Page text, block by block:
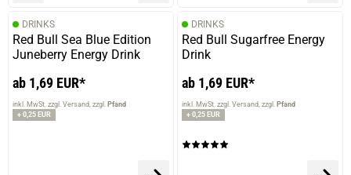
DRINKS
Red Bull Sea Blue Edition
Juneberry Energy Drink
ab 1,69 EUR*
inkl. MwSt. zzgl. Versand zzgl.
Pfand
+ 0,25 EUR
DRINKS
Red Bull Sugarfree Energy
Drink
ab 1,69 EUR*
inkl. MwSt. zzgl. Versand zzgl.
Pfand
+ 0,25 EUR